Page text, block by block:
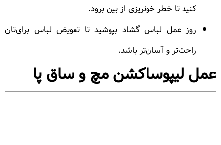
کنید تا خطر خونریزی از بین برود.
روز عمل لباس گشاد بپوشید تا تعویض لباس برای‌تان
راحت‌تر و آسان‌تر باشد.
عمل لیپوساکشن مچ و ساق پا